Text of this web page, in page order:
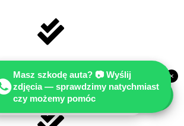

NA TERENIE CAŁYCH
NIEMCZECH
Masz szkodę auta? 📷 Wyślij
zdjęcia — sprawdzimy natychmiast
czy możemy pomóc
×
auta? Wyślij zdjęcia —
natychmiast, czy możemy